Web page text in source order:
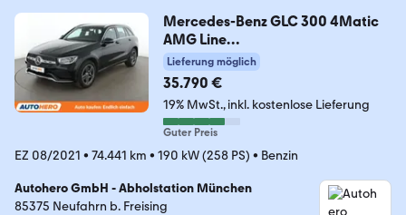
Mercedes-Benz GLC 300 4Matic
AMG Line
Aut.*NAVI*LED*ACC*360°
Lieferung möglich
35.790 €
19% MwSt. inkl. kostenlose Lieferung
Guter Preis
EZ 08/2021 • 74.441 km • 190 kW (258 PS) • Benzin
Autohero GmbH - Abholstation München
85375 Neufahrn b. Freising